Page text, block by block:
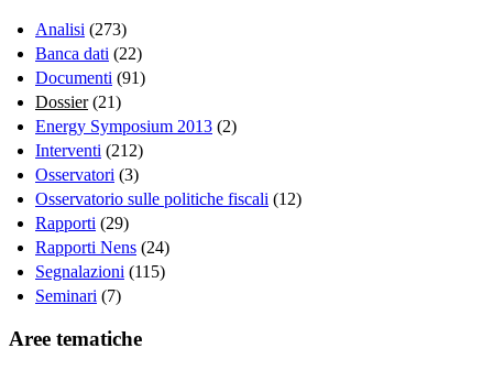
Analisi (273)
Banca dati (22)
Documenti (91)
Dossier (21)
Energy Symposium 2013 (2)
Interventi (212)
Osservatori (3)
Osservatorio sulle politiche fiscali (12)
Rapporti (29)
Rapporti Nens (24)
Segnalazioni (115)
Seminari (7)
Aree tematiche